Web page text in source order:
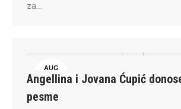
za…
AUG
15
Angellina i Jovana Ćupić
pesme